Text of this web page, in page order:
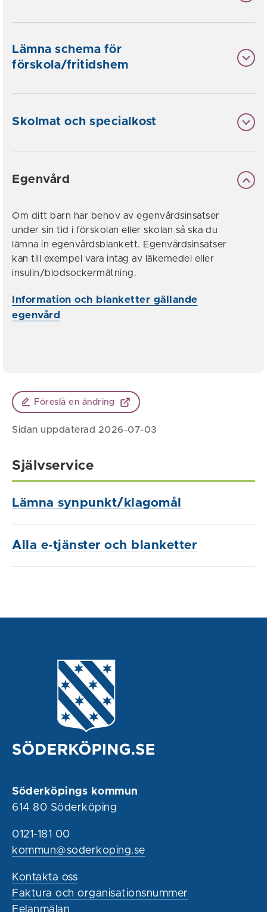
Lämna schema för
förskola/fritidshem
Skolmat och specialkost
Egenvård
Om ditt barn har behov av egenvårdsinsatser
under sin tid i förskolan eller skolan så ska du
lämna in egenvårdsblankett. Egenvårdsinsatser
kan till exempel vara intag av läkemedel eller
insulin/blodsockermätning.
Information och blanketter gällande
egenvård
Föreslå en ändring
Sidan uppdaterad 2026-07-03
Självservice
Lämna synpunkt/klagomål
Alla e-tjänster och blanketter
Söderköpings kommun
614 80 Söderköping
0121-181 00
kommun@soderkoping.se
Kontakta oss
Faktura och organisationsnummer
Felanmälan